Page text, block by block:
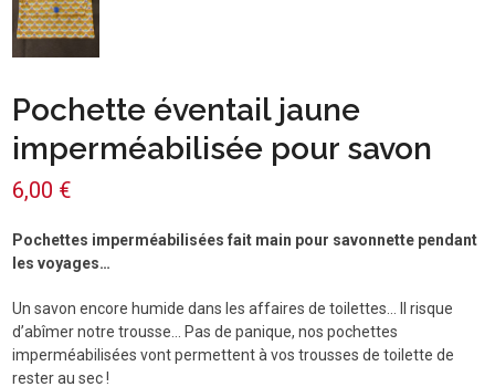
Pochette éventail jaune
imperméabilisée pour savon
6,00 €
Pochettes imperméabilisées fait main pour savonnette pendant
les voyages…
Un savon encore humide dans les affaires de toilettes… Il risque
d’abîmer notre trousse… Pas de panique, nos pochettes
imperméabilisées vont permettent à vos trousses de toilette de
rester au sec !